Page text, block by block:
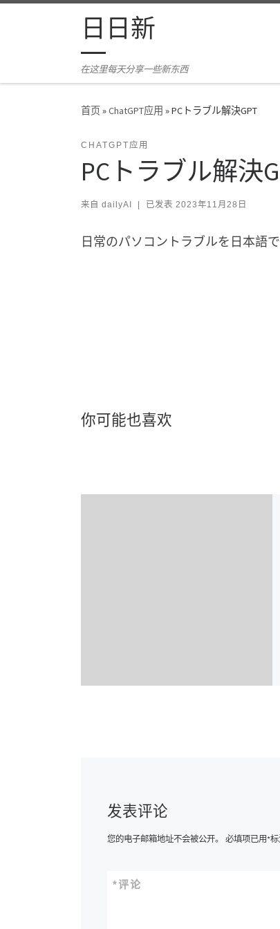
Skip to content日日新
在这里每天分享一些新东西
首页»ChatGPT应用 »PCトラブル解決GPT
CHATGPT应用
PCトラブル解決
来自 dailyAI 已发表 2023年11月28日
日常のパソコントラブルを日本語で
你可能也喜欢
发表评论
您的电子邮箱地址不会被公开。 必填项已用*标
评论
*